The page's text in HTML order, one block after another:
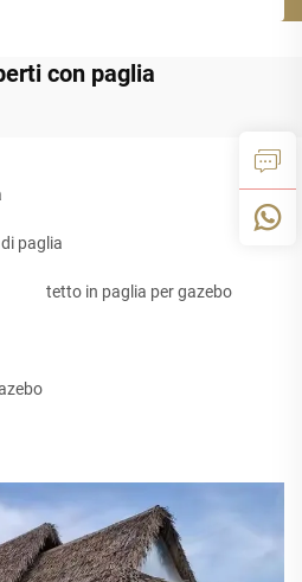
con paglia
paglia
tetto in paglia per gazebo